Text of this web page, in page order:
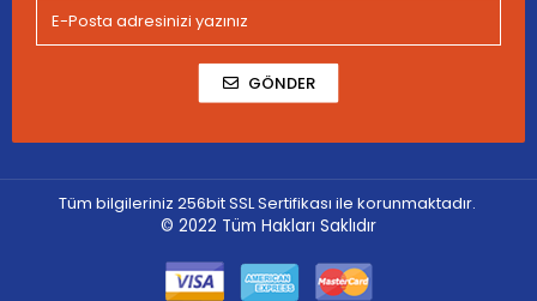
GÖNDER
Tüm bilgileriniz 256bit SSL Sertifikası ile korunmaktadır.
© 2022 Tüm Hakları Saklıdır